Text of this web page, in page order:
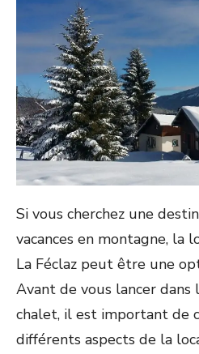
Si vous cherchez une
vacances en montagne, la
La Féclaz peut être une
Avant de vous lancer dans
chalet, il est important de
différents aspects de la